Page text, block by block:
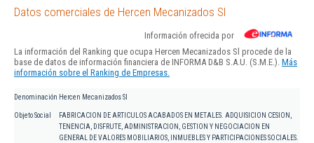
Datos comerciales de Hercen Mecanizados Sl
Información ofrecida por
La información del Ranking que ocupa Hercen Mecanizados Sl procede de la
base de datos de información financiera de INFORMA D&B S.A.U. (S.M.E.). Más
información sobre el Ranking de Empresas.
Denominación Hercen Mecanizados Sl
Objeto Social
FABRICACION DE ARTICULOS ACABADOS EN METALES. ADQUISICION CESION,
TENENCIA, DISFRUTE, ADMINISTRACION, GESTION Y NEGOCIACION EN
GENERAL DE VALORES MOBILIARIOS, INMUEBLES Y PARTICIPACIONES SOCIALES.